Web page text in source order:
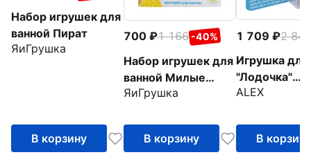
Набор игрушек для
ванной Пират
ЯиГрушка
В корзину
700 1 166 -40%
Набор игрушек для
ванной Милые
животные
ЯиГрушка
В корзину
1 709
2 849
Игрушка для
"Лодочка"
(624050-3)
ALEX
В корзину